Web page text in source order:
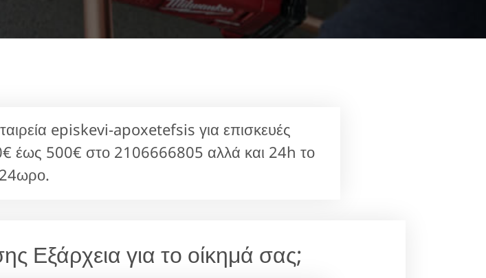
episkevi-apoxetefsis για επισκευές
έως 500€ στο 2106666805 αλλά και 24h το
24ωρο.
Εξάρχεια για το οίκημά σας;